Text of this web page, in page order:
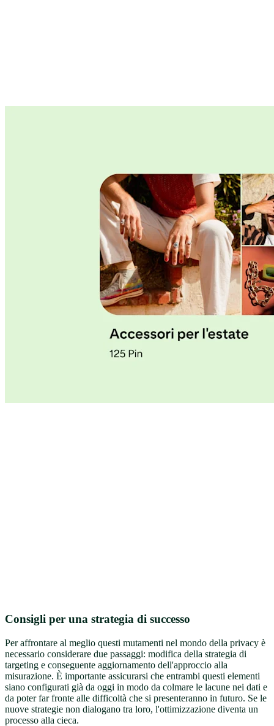
Consigli per una strategia di successo
Per affrontare al meglio questi mutamenti nel mondo della privacy è
necessario considerare due passaggi: modifica della strategia di
targeting e conseguente aggiornamento dell'approccio alla
misurazione. È importante assicurarsi che entrambi questi elementi
siano configurati già da oggi in modo da colmare le lacune nei dati e
da poter far fronte alle difficoltà che si presenteranno in futuro. Se le
nuove strategie non dialogano tra loro, l'ottimizzazione diventa un
processo alla cieca.